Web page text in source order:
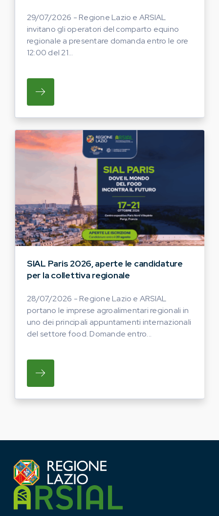
29/07/2026 - Regione Lazio e ARSIAL
invitano gli operatori del comparto equino
regionale a presentare domanda entro le ore
12:00 del 21...
SU REGIONE LAZIO E ARSIAL INVITANO
SIAL Paris 2026, aperte le candidature
per la collettiva regionale
28/07/2026 - Regione Lazio e ARSIAL
portano le imprese agroalimentari regionali in
uno dei principali appuntamenti internazionali
del settore food. Domande entro...
SU REGIONE LAZIO E ARSIAL PORTANO